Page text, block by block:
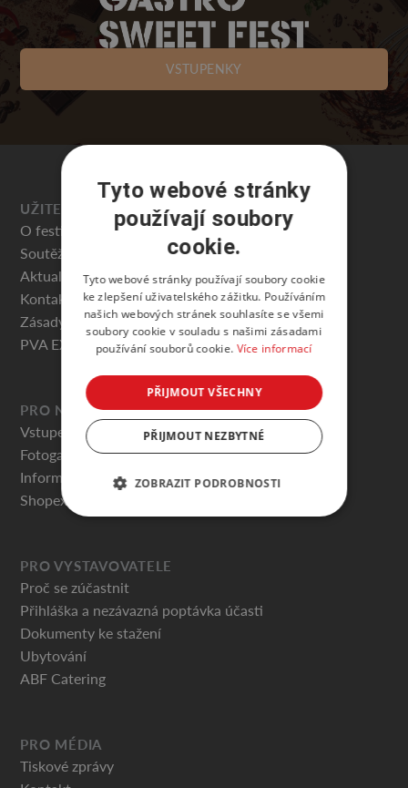
VSTUPENKY
UŽITEČNÉ
O festivalu
Soutěže
Aktuality
Kontakty
Zásady ochrany osobních údajů
PVA EXPO PRAHA
PRO NÁVŠTĚVNÍKY
Vstupenky
Fotogalerie
Informace pro návštěvníky
Shopex.cz
PRO VYSTAVOVATELE
Proč se zúčastnit
Přihláška a nezávazná poptávka účasti
Dokumenty ke stažení
Ubytování
ABF Catering
PRO MÉDIA
Tiskové zprávy
Tyto webové stránky
používají soubory
cookie.
Tyto webové stránky používají soubory cookie
ke zlepšení uživatelského zážitku. Používáním
našich webových stránek souhlasíte se všemi
soubory cookie v souladu s našimi zásadami
používání souborů cookie. Více informací
PŘIJMOUT VŠECHNY
PŘIJMOUT NEZBYTNÉ
ZOBRAZIT PODROBNOSTI